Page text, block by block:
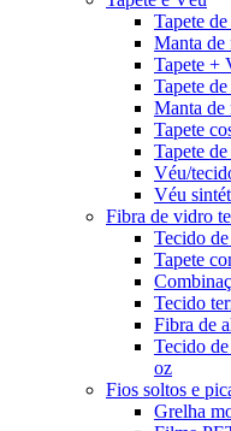
Tapete
Manta de
Tapete +
Tapete
Manta de
Tapete
Tapete
Véu/
Véu
Fibra de vidro
Tecido
Tapete
Tecido
Fibra de
Tecido
oz
Fios soltos e
Grelha